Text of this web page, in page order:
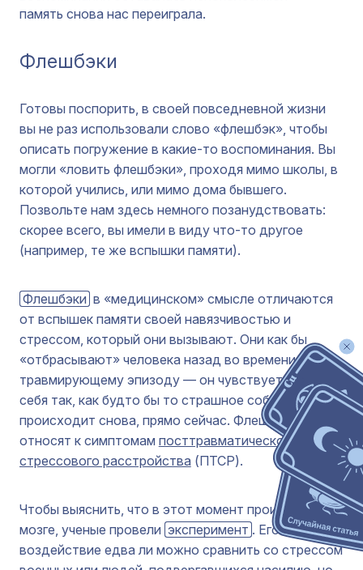
память снова нас переиграла.
Флешбэки
Готовы поспорить, в своей повседневной жизни
вы не раз использовали слово «флешбэк», чтобы
описать погружение в какие-то воспоминания. Вы
могли «ловить флешбэки», проходя мимо школы, в
которой учились, или мимо дома бывшего.
Позвольте нам здесь немного позанудствовать:
скорее всего, вы имели в виду что-то другое
(например, те же вспышки памяти).
Флешбэки в «медицинском» смысле отличаются
от вспышек памяти своей навязчивостью и
стрессом, который они вызывают. Они как бы
«отбрасывают» человека назад во времени к
травмирующему эпизоду — он чувствует и ведет
себя так, как будто бы то страшное событие
происходит снова, прямо сейчас. Флешбэки
относят к симптомам посттравматического
стрессового расстройства (ПТСР).
Чтобы выяснить, что в этот момент происходит в
мозге, ученые провели эксперимент . Его
воздействие едва ли можно сравнить со стрессом